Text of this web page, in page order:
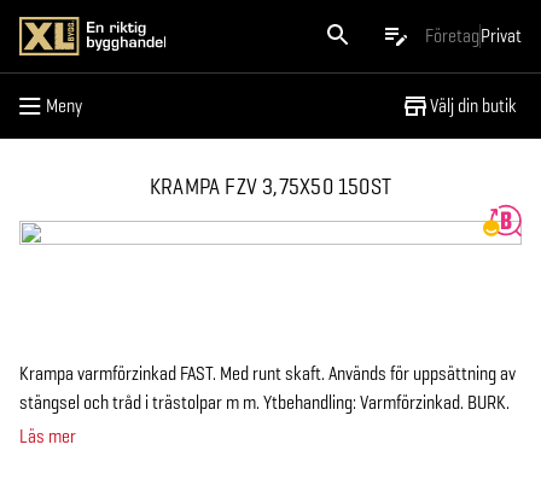
FöretagPrivat
Meny Välj din butik
Meny
KRAMPA FZV 3,75X50 150ST
Krampa varmförzinkad FAST. Med runt skaft. Används för uppsättning av
stängsel och tråd i trästolpar m m. Ytbehandling: Varmförzinkad. BURK.
Läs mer